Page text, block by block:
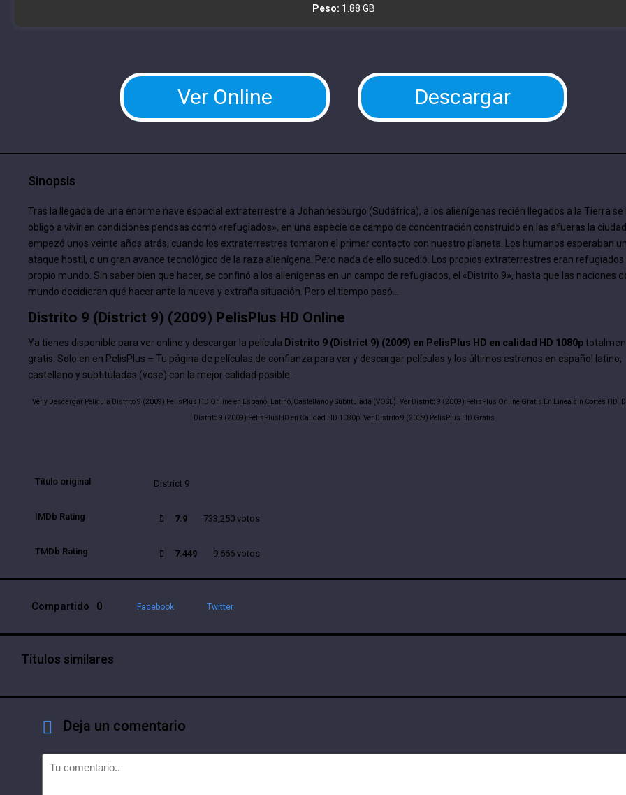
Peso: 1.88 GB
Ver Online Descargar
Sinopsis
Tras la llegada de una enorme nave espacial extraterrestre a Johannesburgo (Sudáfrica), a los alienígenas recién llegados a la Tierra se
obligó a vivir en condiciones penosas como «refugiados», en una especie de campo de concentración construido en las afueras la
empezó unos veinte años atrás, cuando los extraterrestres tomaron el primer contacto con nuestro planeta. Los humanos esperaban un
ataque hostil, o un gran avance tecnológico de la raza alienígena. Pero nada de ello sucedió. Los propios extraterrestres eran refugiados
propio mundo. Sin saber bien que hacer, se confinó a los alienígenas en un campo de refugiados, el «Distrito 9», hasta que las naciones
mundo decidieran qué hacer ante la nueva y extraña situación. Pero el tiempo pasó…
Distrito 9 (District 9) (2009) PelisPlus HD Online
Ya tienes disponible para ver online y descargar la película Distrito 9 (District 9) (2009) en PelisPlus HD en calidad HD 1080p
gratis. Solo en en PelisPlus – Tu página de películas de confianza para ver y descargar películas y los últimos estrenos en español latino,
castellano y subtituladas (vose) con la mejor calidad posible.
Ver y Descargar Pelicula Distrito 9 (2009) PelisPlus HD Online en Español Latino, Castellano y Subtitulada (VOSE). Ver Distrito 9 (2009) PelisPlus Online Gratis En Linea sin Cortes HD.
Distrito 9 (2009) PelisPlusHD en Calidad HD 1080p. Ver Distrito 9 (2009) PelisPlus HD Gratis
Título original District 9
IMDb Rating 7.9 733,250 votos
TMDb Rating 7.449 9,666 votos
Compartido 0 Facebook Twitter
Títulos similares
Deja un comentario